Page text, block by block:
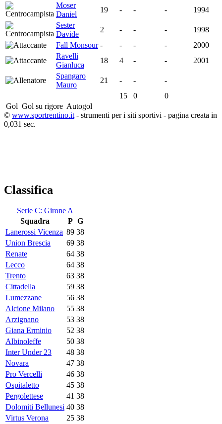
Moser
Daniel
19 - - -
1994
Sester
Davide
2 - - -
1998
Fall Monsour - - - -
2000
Ravelli
Gianluca
18 4 - -
2001
Spangaro
Mauro
21 - -
-
15
0
0
Gol Gol su rigore Autogol
© www.sportrentino.it - strumenti per i siti sportivi - pagina creata in
0,031 sec.
Classifica
Serie C: Girone A
Squadra
P G
Lanerossi Vicenza 89 38
Union Brescia
69 38
Renate
64 38
Lecco
64 38
Trento
63 38
Cittadella
59 38
Lumezzane
56 38
Alcione Milano
55 38
Arzignano
53 38
Giana Erminio
52 38
Albinoleffe
50 38
Inter Under 23
48 38
Novara
47 38
Pro Vercelli
46 38
Ospitaletto
45 38
Pergolettese
41 38
Dolomiti Bellunesi 40 38
Virtus Verona
25 38